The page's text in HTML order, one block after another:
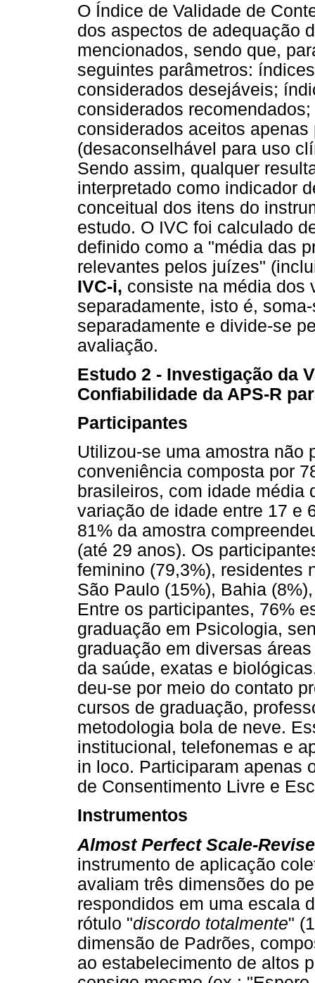
O Índice de Validade de
dos aspectos de adequação
mencionados, sendo que,
seguintes parâmetros:
considerados desejáveis;
considerados
considerados aceitos
(desaconselhável para uso
Sendo assim, qualquer
interpretado como indicador
conceitual dos itens do
estudo. O IVC foi calculado
definido como a "média das
relevantes pelos juízes"
IVC-i, consiste na média dos
separadamente, isto é,
separadamente e divide-se
avaliação.
Estudo 2 - Investigação da
Confiabilidade da APS-R
Participantes
Utilizou-se uma amostra não
conveniência composta por
brasileiros, com idade média
variação de idade entre 17 e
81% da amostra
(até 29 anos). Os
feminino (79,3%), residentes
São Paulo (15%), Bahia
Entre os participantes, 76%
graduação em Psicologia,
graduação em diversas
da saúde, exatas e
deu-se por meio do contato
cursos de graduação,
metodologia bola de neve.
institucional, telefonemas e
in loco. Participaram apenas
de Consentimento Livre e
Instrumentos
Almost Perfect Scale-
instrumento de aplicação
avaliam três dimensões do
respondidos em uma escala
rótulo "discordo totalmente"
dimensão de Padrões,
ao estabelecimento de altos